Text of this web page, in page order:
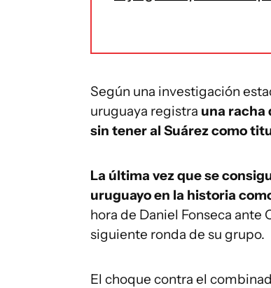
Según una investigación
uruguaya registra una racha
sin tener al Suárez como
La última vez que se
uruguayo en la historia
hora de Daniel Fonseca ante
siguiente ronda de su grupo.
El choque contra el